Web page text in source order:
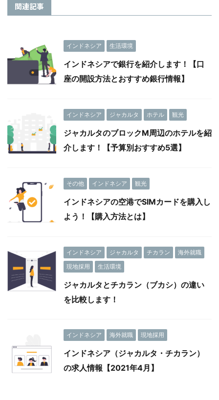
関連記事
インドネシア 生活環境
インドネシアで銀行を紹介します！【口
座の開設方法とおすすめ銀行情報】
インドネシア ジャカルタ ホテル 観光
ジャカルタのブロックM周辺のホテルを紹
介します！【予算別おすすめ5選】
その他 インドネシア 観光
インドネシアの空港でSIMカードを購入し
よう！【購入方法とは】
インドネシア ジャカルタ チカラン
海外就職
現地採用
生活環境
ジャカルタとチカラン（ブカシ）の違い
を比較します！
インドネシア 海外就職 現地採用
インドネシア（ジャカルタ・チカラン）
の求人情報【2021年4月】